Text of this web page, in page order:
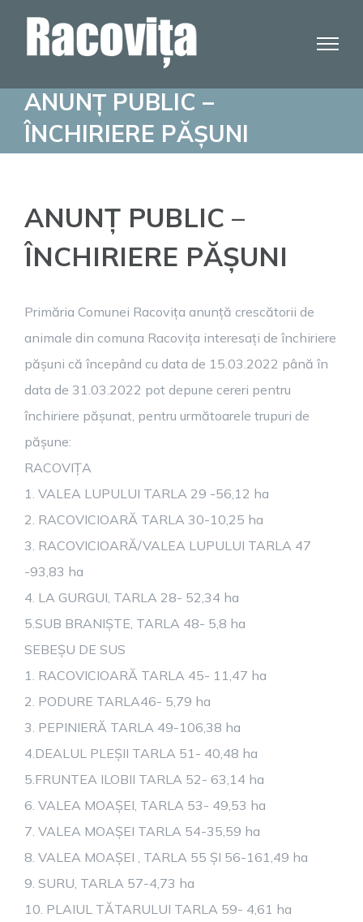
ANUNȚ PUBLIC –
ÎNCHIRIERE PĂȘUNI
ANUNȚ PUBLIC –
ÎNCHIRIERE PĂȘUNI
Primăria Comunei Racovița anunță crescătorii de
animale din comuna Racovița interesați de închiriere
pășuni că începând cu data de 15.03.2022 până în
data de 31.03.2022 pot depune cereri pentru
închiriere pășunat, pentru următoarele trupuri de
pășune:
RACOVIȚA
1. VALEA LUPULUI TARLA 29 -56,12 ha
2. RACOVICIOARĂ TARLA 30-10,25 ha
3. RACOVICIOARĂ/VALEA LUPULUI TARLA 47
-93,83 ha
4. LA GURGUI, TARLA 28- 52,34 ha
5.SUB BRANIȘTE, TARLA 48- 5,8 ha
SEBEȘU DE SUS
1. RACOVICIOARĂ TARLA 45- 11,47 ha
2. PODURE TARLA46- 5,79 ha
3. PEPINIERĂ TARLA 49-106,38 ha
4.DEALUL PLEȘII TARLA 51- 40,48 ha
5.FRUNTEA ILOBII TARLA 52- 63,14 ha
6. VALEA MOAȘEI, TARLA 53- 49,53 ha
7. VALEA MOAȘEI TARLA 54-35,59 ha
8. VALEA MOAȘEI , TARLA 55 ȘI 56-161,49 ha
9. SURU, TARLA 57-4,73 ha
10. PLAIUL TĂTARULUI TARLA 59- 4,61 ha